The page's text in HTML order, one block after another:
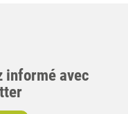
informé avec